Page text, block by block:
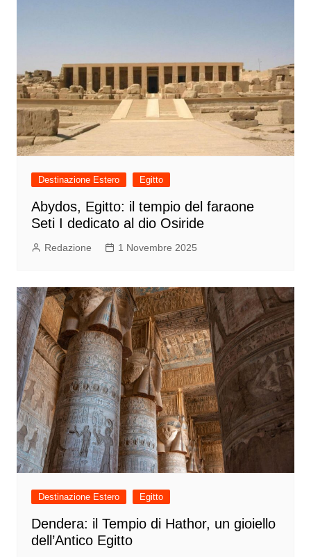
Destinazione Estero Egitto
Abydos, Egitto: il tempio del faraone
Seti I dedicato al dio Osiride
Redazione 1 Novembre 2025
Destinazione Estero Egitto
Dendera: il Tempio di Hathor, un gioiello
dell’Antico Egitto